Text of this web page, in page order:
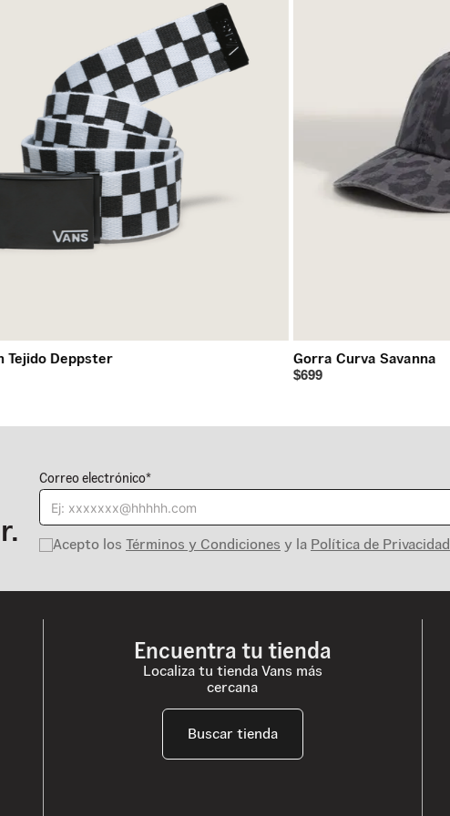
Tejido Deppster Gorra Curva Savanna
$699
Correo electrónico*
Acepto los Términos y Condiciones y la Política de Privacidad
Encuentra tu tienda
Localiza tu tienda Vans más
cercana
Buscar tienda